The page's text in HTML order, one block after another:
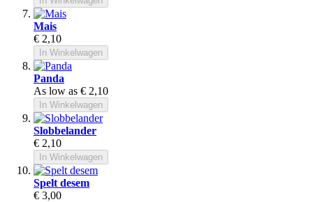
Mais
€ 2,10
In Winkelwagen
Panda
As low as € 2,10
In Winkelwagen
Slobbelander
€ 2,10
In Winkelwagen
Spelt desem
€ 3,00